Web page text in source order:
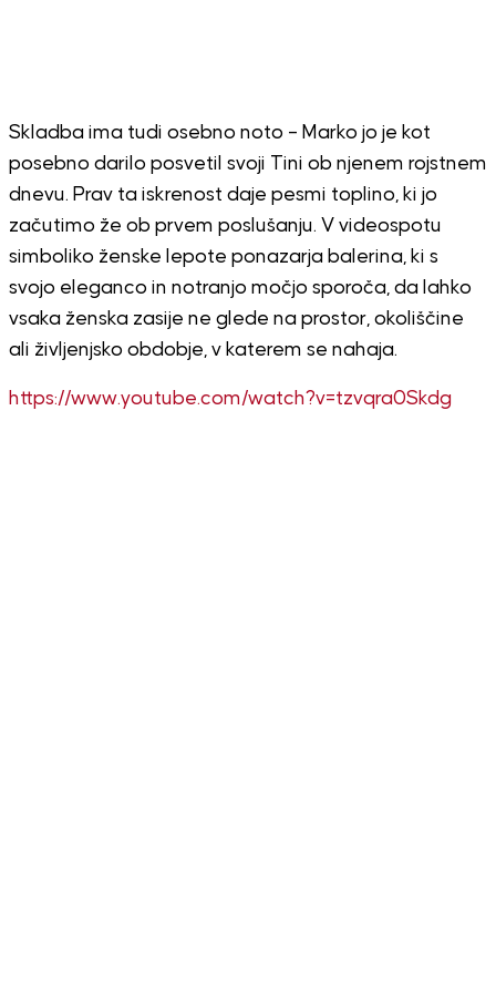
Skladba ima tudi osebno noto – Marko jo je kot
posebno darilo posvetil svoji Tini ob njenem rojstnem
dnevu. Prav ta iskrenost daje pesmi toplino, ki jo
začutimo že ob prvem poslušanju. V videospotu
simboliko ženske lepote ponazarja balerina, ki s
svojo eleganco in notranjo močjo sporoča, da lahko
vsaka ženska zasije ne glede na prostor, okoliščine
ali življenjsko obdobje, v katerem se nahaja.
https://www.youtube.com/watch?v=tzvqra0Skdg